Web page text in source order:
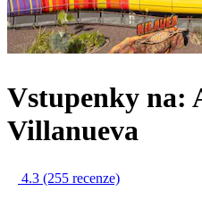
Vstupenky na:
Villanueva
4.3 (255 recenze)